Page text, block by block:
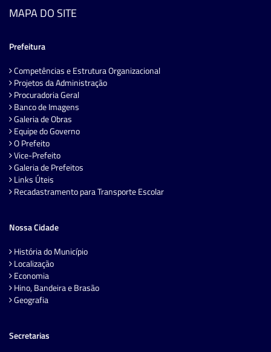
MAPA DO SITE
Prefeitura
Competências e Estrutura Organizacional
Projetos da Administração
Procuradoria Geral
Banco de Imagens
Galeria de Obras
Equipe do Governo
O Prefeito
Vice-Prefeito
Galeria de Prefeitos
Links Úteis
Recadastramento para Transporte Escolar
Nossa Cidade
História do Município
Localização
Economia
Hino, Bandeira e Brasão
Geografia
Secretarias